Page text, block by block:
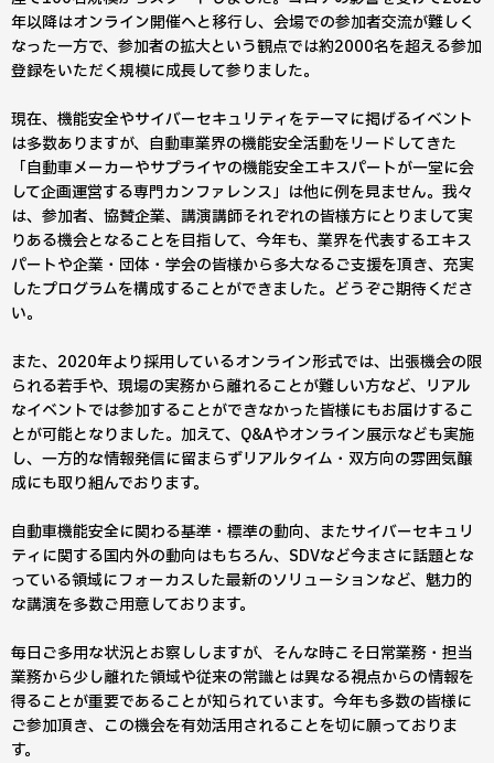
年以降はオンライン開催へと移行し、会場での参加者交流が難しく
なった一方で、参加者の拡大という観点では約2000名を超える参加
登録をいただく規模に成長して参りました。
現在、機能安全やサイバーセキュリティをテーマに掲げるイベント
は多数ありますが、自動車業界の機能安全活動をリードしてきた
「自動車メーカーやサプライヤの機能安全エキスパートが一堂に会
して企画運営する専門カンファレンス」は他に例を見ません。我々
は、参加者、協賛企業、講演講師それぞれの皆様方にとりまして実
りある機会となることを目指して、今年も、業界を代表するエキス
パートや企業・団体・学会の皆様から多大なるご支援を頂き、充実
したプログラムを構成することができました。どうぞご期待くださ
い。
また、2020年より採用しているオンライン形式では、出張機会の限
られる若手や、現場の実務から離れることが難しい方など、リアル
なイベントでは参加することができなかった皆様にもお届けするこ
とが可能となりました。加えて、Q&Aやオンライン展示なども実施
し、一方的な情報発信に留まらずリアルタイム・双方向の雰囲気醸
成にも取り組んでおります。
自動車機能安全に関わる基準・標準の動向、またサイバーセキュリ
ティに関する国内外の動向はもちろん、SDVなど今まさに話題とな
っている領域にフォーカスした最新のソリューションなど、魅力的
な講演を多数ご用意しております。
毎日ご多用な状況とお察ししますが、そんな時こそ日常業務・担当
業務から少し離れた領域や従来の常識とは異なる視点からの情報を
得ることが重要であることが知られています。今年も多数の皆様に
ご参加頂き、この機会を有効活用されることを切に願っておりま
す。